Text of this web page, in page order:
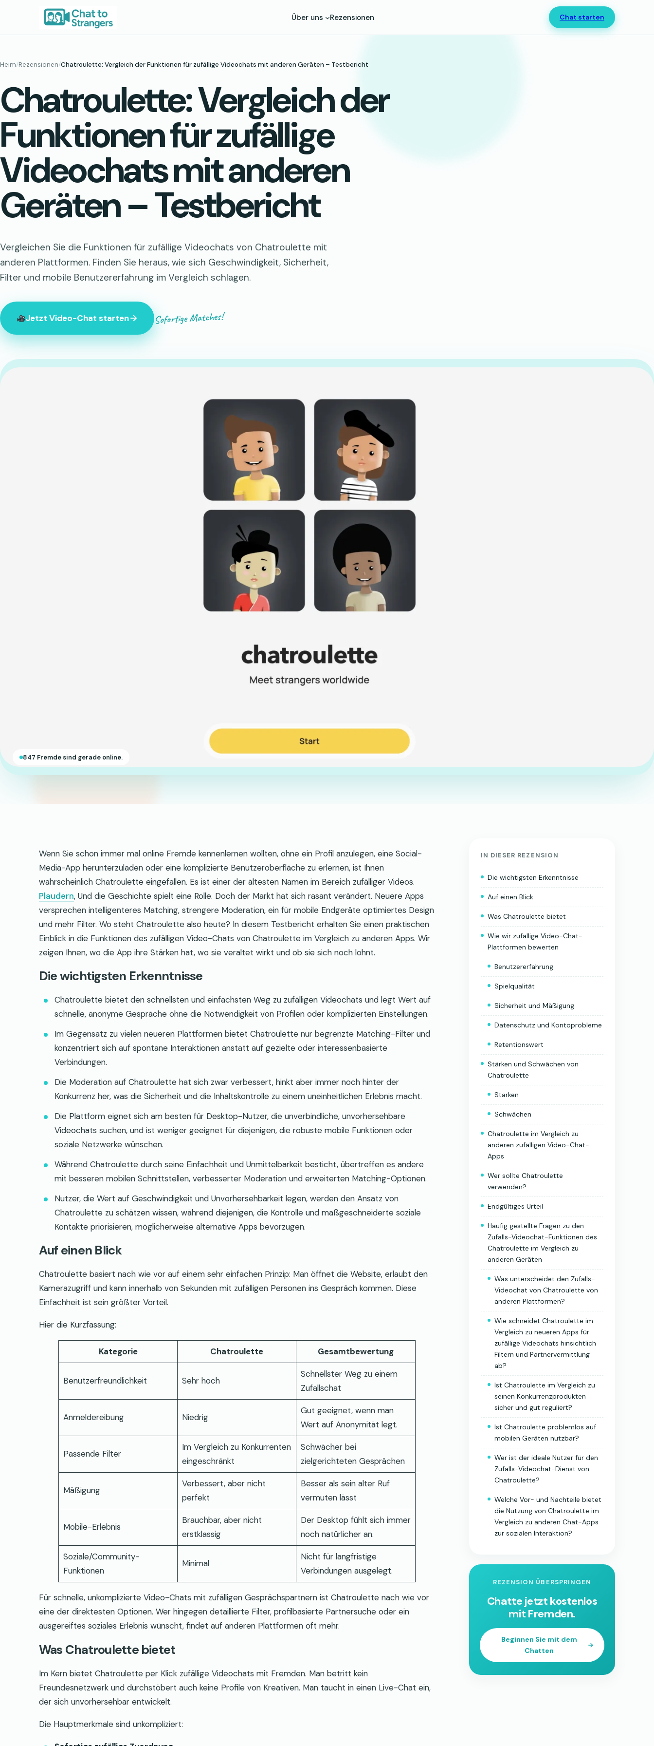
Über uns Rezensionen Chat starten
Heim/Rezensionen/Chatroulette: Vergleich der Funktionen für zufällige Videochats mit anderen Geräten – Testbericht
Chatroulette: Vergleich der
Funktionen für zufällige
Videochats mit anderen
Geräten – Testbericht
Vergleichen Sie die Funktionen für zufällige Videochats von Chatroulette mit
anderen Plattformen. Finden Sie heraus, wie sich Geschwindigkeit, Sicherheit,
Filter und mobile Benutzererfahrung im Vergleich schlagen.
Jetzt Video-Chat starten Sofortige Matches!
847 Fremde sind gerade online.
Wenn Sie schon immer mal online Fremde kennenlernen wollten, ohne ein Profil anzulegen, eine Social-
Media-App herunterzuladen oder eine komplizierte Benutzeroberfläche zu erlernen, ist Ihnen
wahrscheinlich Chatroulette eingefallen. Es ist einer der ältesten Namen im Bereich zufälliger Videos.
Plaudern, Und die Geschichte spielt eine Rolle. Doch der Markt hat sich rasant verändert. Neuere Apps
versprechen intelligenteres Matching, strengere Moderation, ein für mobile Endgeräte optimiertes Design
und mehr Filter. Wo steht Chatroulette also heute? In diesem Testbericht erhalten Sie einen praktischen
Einblick in die Funktionen des zufälligen Video-Chats von Chatroulette im Vergleich zu anderen Apps. Wir
zeigen Ihnen, wo die App ihre Stärken hat, wo sie veraltet wirkt und ob sie sich noch lohnt.
Die wichtigsten Erkenntnisse
Chatroulette bietet den schnellsten und einfachsten Weg zu zufälligen Videochats und legt Wert auf
schnelle, anonyme Gespräche ohne die Notwendigkeit von Profilen oder komplizierten Einstellungen.
Im Gegensatz zu vielen neueren Plattformen bietet Chatroulette nur begrenzte Matching-Filter und
konzentriert sich auf spontane Interaktionen anstatt auf gezielte oder interessenbasierte
Verbindungen.
Die Moderation auf Chatroulette hat sich zwar verbessert, hinkt aber immer noch hinter der
Konkurrenz her, was die Sicherheit und die Inhaltskontrolle zu einem uneinheitlichen Erlebnis macht.
Die Plattform eignet sich am besten für Desktop-Nutzer, die unverbindliche, unvorhersehbare
Videochats suchen, und ist weniger geeignet für diejenigen, die robuste mobile Funktionen oder
soziale Netzwerke wünschen.
Während Chatroulette durch seine Einfachheit und Unmittelbarkeit besticht, übertreffen es andere
mit besseren mobilen Schnittstellen, verbesserter Moderation und erweiterten Matching-Optionen.
Nutzer, die Wert auf Geschwindigkeit und Unvorhersehbarkeit legen, werden den Ansatz von
Chatroulette zu schätzen wissen, während diejenigen, die Kontrolle und maßgeschneiderte soziale
Kontakte priorisieren, möglicherweise alternative Apps bevorzugen.
Auf einen Blick
Chatroulette basiert nach wie vor auf einem sehr einfachen Prinzip: Man öffnet die Website, erlaubt den
Kamerazugriff und kann innerhalb von Sekunden mit zufälligen Personen ins Gespräch kommen. Diese
Einfachheit ist sein größter Vorteil.
Hier die Kurzfassung:
Kategorie Chatroulette Gesamtbewertung
Benutzerfreundlichkeit Sehr hoch
Schnellster Weg zu einem
Zufallschat
Anmeldereibung Niedrig
Gut geeignet, wenn man
Wert auf Anonymität legt.
Passende Filter
Im Vergleich zu Konkurrenten
eingeschränkt
Schwächer bei
zielgerichteten Gesprächen
Mäßigung
Verbessert, aber nicht
perfekt
Besser als sein alter Ruf
vermuten lässt
Mobile-Erlebnis
Brauchbar, aber nicht
erstklassig
Der Desktop fühlt sich immer
noch natürlicher an.
Soziale/Community-
Funktionen
Minimal
Nicht für langfristige
Verbindungen ausgelegt.
Für schnelle, unkomplizierte Video-Chats mit zufälligen Gesprächspartnern ist Chatroulette nach wie vor
eine der direktesten Optionen. Wer hingegen detaillierte Filter, profilbasierte Partnersuche oder ein
ausgereiftes soziales Erlebnis wünscht, findet auf anderen Plattformen oft mehr.
Was Chatroulette bietet
Im Kern bietet Chatroulette per Klick zufällige Videochats mit Fremden. Man betritt kein
Freundesnetzwerk und durchstöbert auch keine Profile von Kreativen. Man taucht in einen Live-Chat ein,
der sich unvorhersehbar entwickelt.
Die Hauptmerkmale sind unkompliziert:
IN DIESER REZENSION
Die wichtigsten Erkenntnisse
Auf einen Blick
Was Chatroulette bietet
Wie wir zufällige Video-Chat-
Plattformen bewerten
Benutzererfahrung
Spielqualität
Sicherheit und Mäßigung
Datenschutz und Kontoprobleme
Retentionswert
Stärken und Schwächen von
Chatroulette
Stärken
Schwächen
Chatroulette im Vergleich zu
anderen zufälligen Video-Chat-
Apps
Wer sollte Chatroulette
verwenden?
Endgültiges Urteil
Häufig gestellte Fragen zu den
Zufalls-Videochat-Funktionen des
Chatroulette im Vergleich zu
anderen Geräten
Was unterscheidet den Zufalls-
Videochat von Chatroulette von
anderen Plattformen?
Wie schneidet Chatroulette im
Vergleich zu neueren Apps für
zufällige Videochats hinsichtlich
Filtern und Partnervermittlung
ab?
Ist Chatroulette im Vergleich zu
seinen Konkurrenzprodukten
sicher und gut reguliert?
Ist Chatroulette problemlos auf
mobilen Geräten nutzbar?
Wer ist der ideale Nutzer für den
Zufalls-Videochat-Dienst von
Chatroulette?
Welche Vor- und Nachteile bietet
die Nutzung von Chatroulette im
Vergleich zu anderen Chat-Apps
zur sozialen Interaktion?
REZENSION ÜBERSPRINGEN
Chatte jetzt kostenlos
mit Fremden.
Beginnen Sie mit dem
Chatten